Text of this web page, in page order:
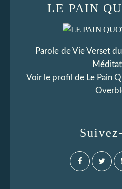
LE PAIN
Parole de Vie Verset
Voir le profil de Le Pain